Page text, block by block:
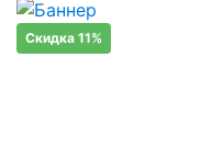
Скидка 11%